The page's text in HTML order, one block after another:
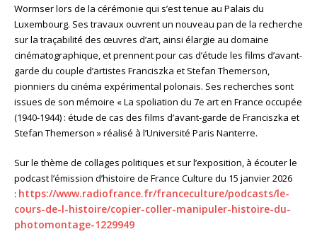
Wormser lors de la cérémonie qui s’est tenue au Palais du
Luxembourg. Ses travaux ouvrent un nouveau pan de la recherche
sur la traçabilité des œuvres d’art, ainsi élargie au domaine
cinématographique, et prennent pour cas d’étude les films d’avant-
garde du couple d’artistes Franciszka et Stefan Themerson,
pionniers du cinéma expérimental polonais. Ses recherches sont
issues de son mémoire « La spoliation du 7e art en France occupée
(1940-1944) : étude de cas des films d’avant-garde de Franciszka et
Stefan Themerson » réalisé à l’Université Paris Nanterre.
Sur le thème de collages politiques et sur l’exposition, à écouter le
podcast l’émission d’histoire de France Culture du 15 janvier 2026
: https://www.radiofrance.fr/franceculture/podcasts/le-
cours-de-l-histoire/copier-coller-manipuler-histoire-du-
photomontage-1229949